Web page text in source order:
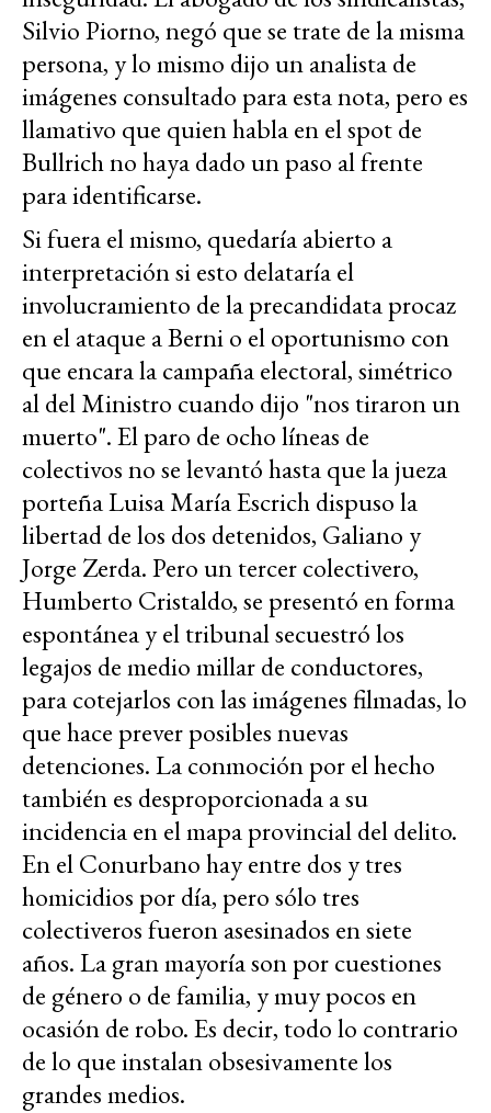
Silvio Piorno, negó que se trate de la misma
persona, y lo mismo dijo un analista de
imágenes consultado para esta nota, pero es
llamativo que quien habla en el spot de
Bullrich no haya dado un paso al frente
para identificarse.
Si fuera el mismo, quedaría abierto a
interpretación si esto delataría el
involucramiento de la precandidata procaz
en el ataque a Berni o el oportunismo con
que encara la campaña electoral, simétrico
al del Ministro cuando dijo "nos tiraron un
muerto". El paro de ocho líneas de
colectivos no se levantó hasta que la jueza
porteña Luisa María Escrich dispuso la
libertad de los dos detenidos, Galiano y
Jorge Zerda. Pero un tercer colectivero,
Humberto Cristaldo, se presentó en forma
espontánea y el tribunal secuestró los
legajos de medio millar de conductores,
para cotejarlos con las imágenes filmadas, lo
que hace prever posibles nuevas
detenciones. La conmoción por el hecho
también es desproporcionada a su
incidencia en el mapa provincial del delito.
En el Conurbano hay entre dos y tres
homicidios por día, pero sólo tres
colectiveros fueron asesinados en siete
años. La gran mayoría son por cuestiones
de género o de familia, y muy pocos en
ocasión de robo. Es decir, todo lo contrario
de lo que instalan obsesivamente los
grandes medios.